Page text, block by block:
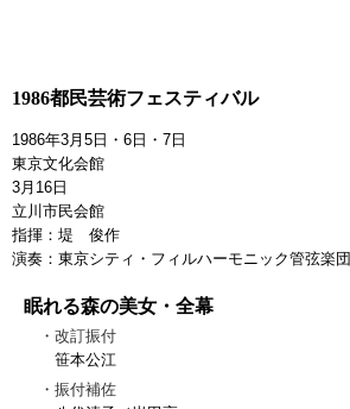
1986都民芸術フェスティバル
1986年3月5日・6日・7日
東京文化会館
3月16日
立川市民会館
指揮：堤 俊作
演奏：東京シティ・フィルハーモニック管弦楽団
眠れる森の美女・全幕
改訂振付
笹本公江
振付補佐